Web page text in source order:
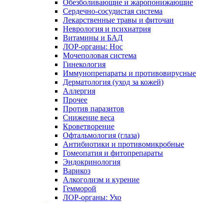
Обезболивающие и жаропонижающие
Сердечно-сосудистая система
Лекарственные травы и фиточаи
Неврология и психиатрия
Витамины и БАД
ЛОР-органы: Нос
Мочеполовая система
Гинекология
Иммунопрепараты и противовирусные
Дерматология (уход за кожей)
Аллергия
Прочее
Против паразитов
Снижение веса
Кроветворение
Офтальмология (глаза)
Антибиотики и противомикробные
Гомеопатия и фитопрепараты
Эндокринология
Варикоз
Алкоголизм и курение
Гемморой
ЛОР-органы: Ухо